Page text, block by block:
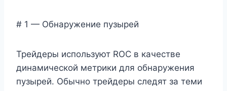
# 1 — Обнаружение пузырей
Трейдеры используют ROC в качестве
динамической метрики для обнаружения
пузырей. Обычно трейдеры следят за теми